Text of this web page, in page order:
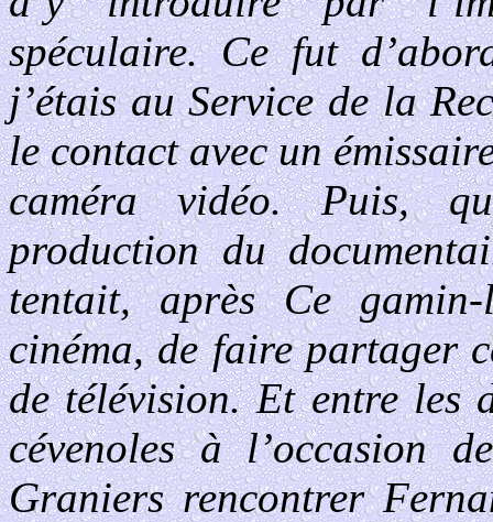
spéculaire. Ce fut
j’étais au Service de la
le contact avec un
caméra vidéo. Puis,
production du
tentait, après Ce
cinéma, de faire partager
de télévision. Et entre les
cévenoles à l’occasion
Graniers rencontrer